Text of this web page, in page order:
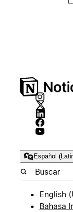
Español
English
Bahasa